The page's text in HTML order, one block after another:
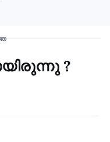
?